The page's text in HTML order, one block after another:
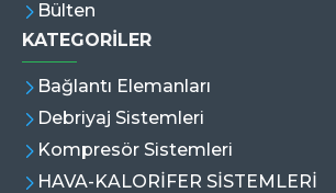
Bülten
KATEGORİLER
Bağlantı Elemanları
Debriyaj Sistemleri
Kompresör Sistemleri
HAVA-KALORİFER SİSTEMLERİ